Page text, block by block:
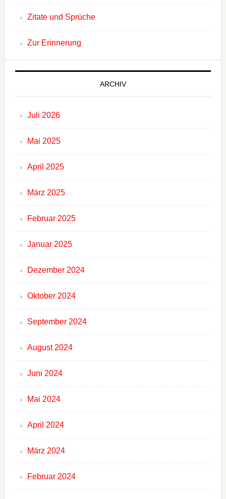
Zitate und Sprüche
Zur Erinnerung
ARCHIV
Juli 2026
Mai 2025
April 2025
März 2025
Februar 2025
Januar 2025
Dezember 2024
Oktober 2024
September 2024
August 2024
Juni 2024
Mai 2024
April 2024
März 2024
Februar 2024